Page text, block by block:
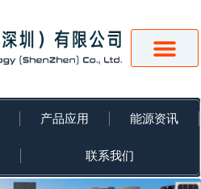
产品应用 能源资讯
联系我们